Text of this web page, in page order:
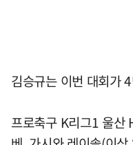
김승규는 이번 대회가
프로축구 K리그1 울산